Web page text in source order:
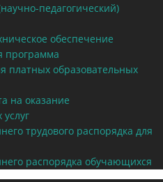
педагогический)
обеспечение
программа
платных образовательных
на оказание
трудового распорядка для
распорядка обучающихся